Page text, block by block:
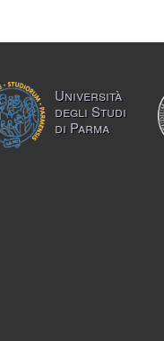
Università
degli Studi
di Parma